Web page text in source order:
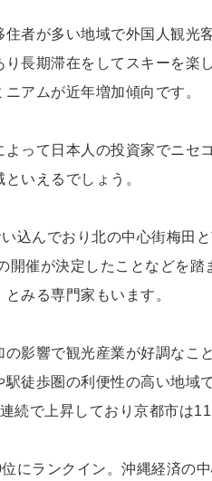
者が多い地域で外国人観光
長期滞在をしてスキーを楽
アムが近年増加傾向です。
よって日本人の投資家でニ
いえるでしょう。
込んでおり北の中心街梅田
開催が決定したことなどを
みる専門家もいます。
影響で観光産業が好調なこ
駅徒歩圏の利便性の高い地
続で上昇しており京都市は
にランクイン。沖縄経済の